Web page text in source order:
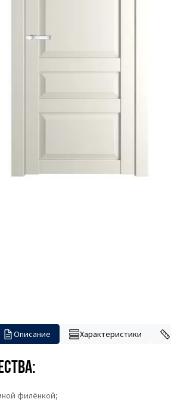
Описание Характеристики
филёнкой;